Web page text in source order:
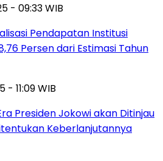
- 09:33 WIB
Pendapatan Institusi
Persen dari Estimasi Tahun
- 11:09 WIB
Presiden Jokowi akan Ditinjau
Keberlanjutannya